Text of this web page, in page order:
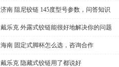
济南 阻尼铰链 145度型号参数，问答知识
戴乐克 外露式铰链能很好地解决你的问题
海南 固定式脚杯怎么选，咨询合作
戴乐克 隐藏式铰链用了都说好